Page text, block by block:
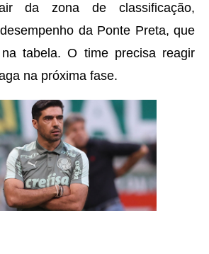
da zona de classificação,
da Ponte Preta, que
tabela. O time precisa reagir
na próxima fase.